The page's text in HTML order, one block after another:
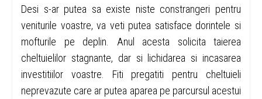
Desi s-ar putea sa existe niste constrangeri pentru
veniturile voastre, va veti putea satisface dorintele si
mofturile pe deplin. Anul acesta solicita taierea
cheltuielilor stagnante, dar si lichidarea si incasarea
investitiilor voastre. Fiti pregatiti pentru cheltuieli
neprevazute care ar putea aparea pe parcursul acestui